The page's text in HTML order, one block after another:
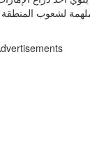
لشعوب المنطقة